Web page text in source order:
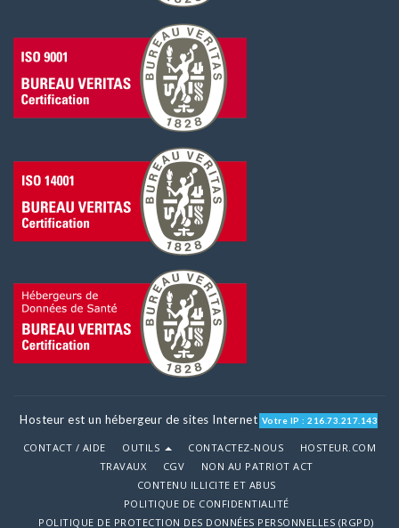
Hosteur est un hébergeur de sites Internet Votre IP : 216.73.217.143
CONTACT / AIDE OUTILS CONTACTEZ-NOUS
HOSTEUR.COM
TRAVAUX
CGV
NON AU PATRIOT ACT
CONTENU ILLICITE ET ABUS
POLITIQUE DE CONFIDENTIALITÉ
POLITIQUE DE PROTECTION DES DONNÉES PERSONNELLES (RGPD)